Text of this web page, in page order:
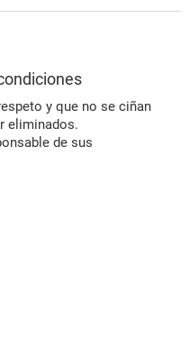
y que no se ciñan
eliminados.
de sus